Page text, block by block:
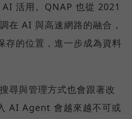
活用。QNAP 也從 2021
在 AI 與高速網路的融合，
存的位置，進一步成為資料
尋與管理方式也會跟著改
AI Agent 會越來越不可或